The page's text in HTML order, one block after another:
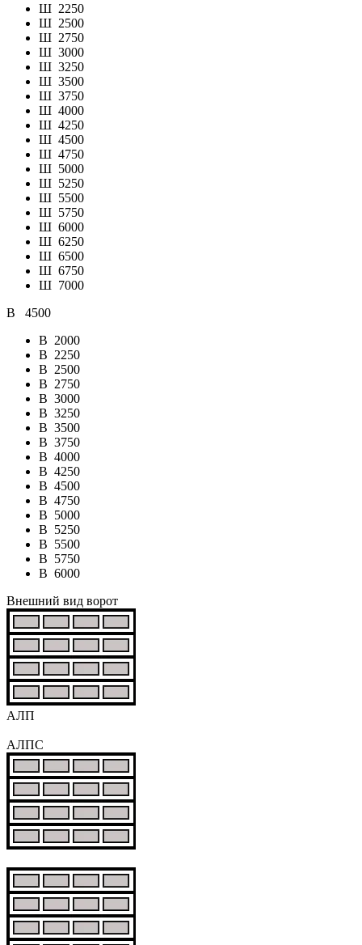
Ш 2250
Ш 2500
Ш 2750
Ш 3000
Ш 3250
Ш 3500
Ш 3750
Ш 4000
Ш 4250
Ш 4500
Ш 4750
Ш 5000
Ш 5250
Ш 5500
Ш 5750
Ш 6000
Ш 6250
Ш 6500
Ш 6750
Ш 7000
В 4500
В 2000
В 2250
В 2500
В 2750
В 3000
В 3250
В 3500
В 3750
В 4000
В 4250
В 4500
В 4750
В 5000
В 5250
В 5500
В 5750
В 6000
Внешний вид ворот
АЛП
АЛПС